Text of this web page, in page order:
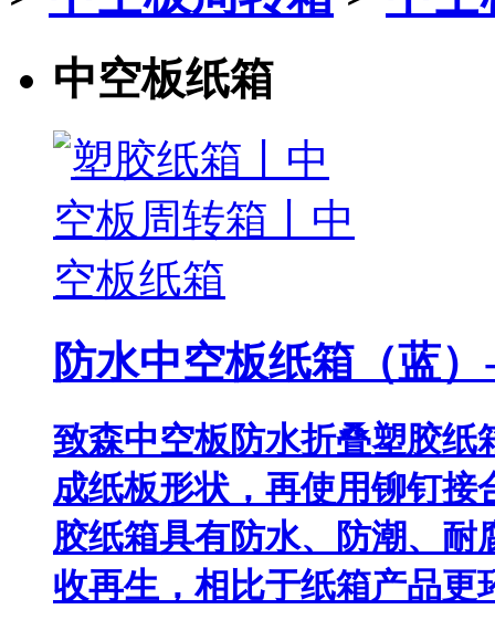
中空板纸箱
防水中空板纸箱（蓝
致森中空板防水折叠塑胶纸
成纸板形状，再使用铆钉
胶纸箱具有防水、防潮、
收再生，相比于纸箱产品更